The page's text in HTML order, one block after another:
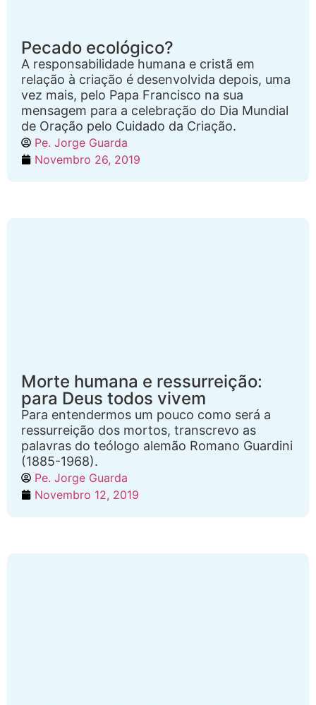
Pecado ecológico?
A responsabilidade humana e cristã em
relação à criação é desenvolvida depois, uma
vez mais, pelo Papa Francisco na sua
mensagem para a celebração do Dia Mundial
de Oração pelo Cuidado da Criação.
Pe. Jorge Guarda
Novembro 26, 2019
Morte humana e ressurreição:
para Deus todos vivem
Para entendermos um pouco como será a
ressurreição dos mortos, transcrevo as
palavras do teólogo alemão Romano Guardini
(1885-1968).
Pe. Jorge Guarda
Novembro 12, 2019